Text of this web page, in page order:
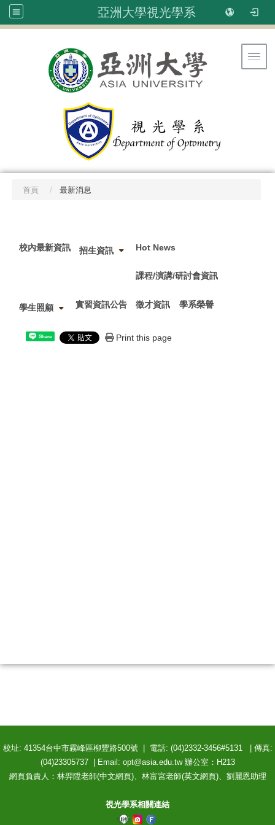
亞洲大學視光學系
首頁 最新消息
校內最新資訊 招生資訊 Hot News
課程/演講/研討會資訊
學生照顧 實習資訊公告 徵才資訊 學系榮譽
Share Print this page
校址: 41354台中市霧峰區柳豐路500號 | 電話: (04)2332-3456#5131 | 傳真:
(04)23305737 | Email: opt@asia.edu.tw 辦公室：H213
網頁負責人：林羿陞老師(中文網頁)、林富宮老師(英文網頁)、劉麗恩助理
視光學系相關連結